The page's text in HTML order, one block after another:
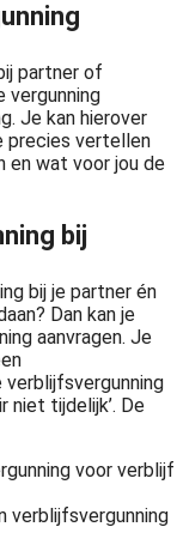
partner of
vergunning
Je kan hierover
precies vertellen
en wat voor jou de
bij
bij je partner én
Dan kan je
aanvragen. Je
verblijfsvergunning
niet tijdelijk’. De
voor verblijf
verblijfsvergunning